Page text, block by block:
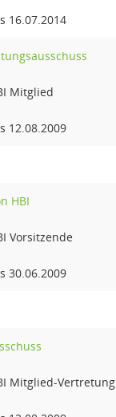
16.07.2014
Mitglied
12.08.2009
HBI
Vorsitzende
30.06.2009
Mitglied-Vertretung